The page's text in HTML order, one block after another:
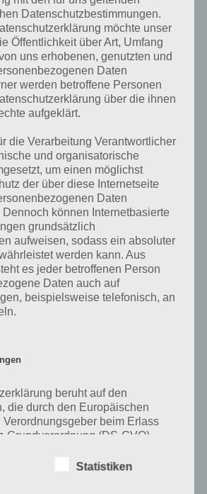
zur Lösung
das tägliche Rätsel am 9.5.2022 in 4 Bilder 1
hat dieses eigentlich und was gibt es
präsentieren wir daher auch immer eine
keine weiteren Informationen parat!
teilen Teilen auf Facebook
hier auf Touchportal
Datenschutzbestimmungen.
möchte unser
Öffentlichkeit über Art, Umfang
uns erhobenen, genutzten und
Daten
werden betroffene Personen
über die ihnen
aufgeklärt.
die Verarbeitung Verantwortlicher
und organisatorische
um einen möglichst
der über diese Internetseite
Daten
können Internetbasierte
grundsätzlich
aufweisen, sodass ein absoluter
werden kann. Aus
es jeder betroffenen Person
Daten auch auf
beispielsweise telefonisch, an
beruht auf den
die durch den Europäischen
beim Erlass
Grundverordnung (DS-GVO)
Öffentlichkeit als auch für
Statistiken